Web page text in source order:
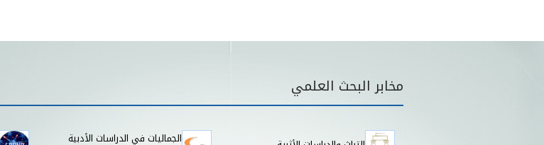
قائمة مخابر البحث
مخابر البحث العلمي
الجماليات في الدراسات الأدبية